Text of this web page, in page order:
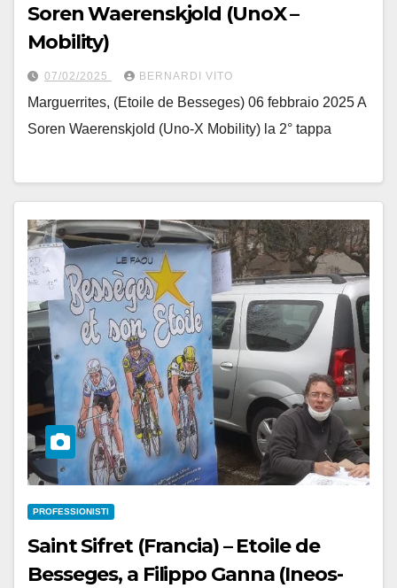
Soren Waerenskjold (UnoX –
Mobility)
07/02/2025 BERNARDI VITO
Marguerrites, (Etoile de Besseges) 06 febbraio 2025 A
Soren Waerenskjold (Uno-X Mobility) la 2° tappa
PROFESSIONISTI
Saint Sifret (Francia) – Etoile de
Besseges, a Filippo Ganna (Ineos-